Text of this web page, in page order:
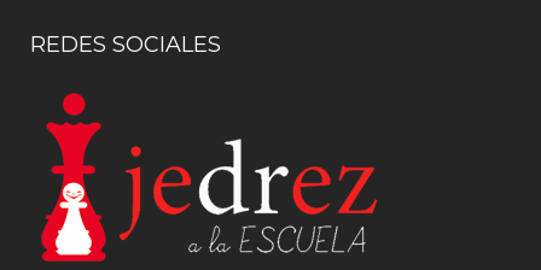
REDES SOCIALES